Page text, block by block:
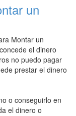
un
Montar un
el dinero
no puedo pagar
prestar el dinero
o conseguirlo en
el dinero o